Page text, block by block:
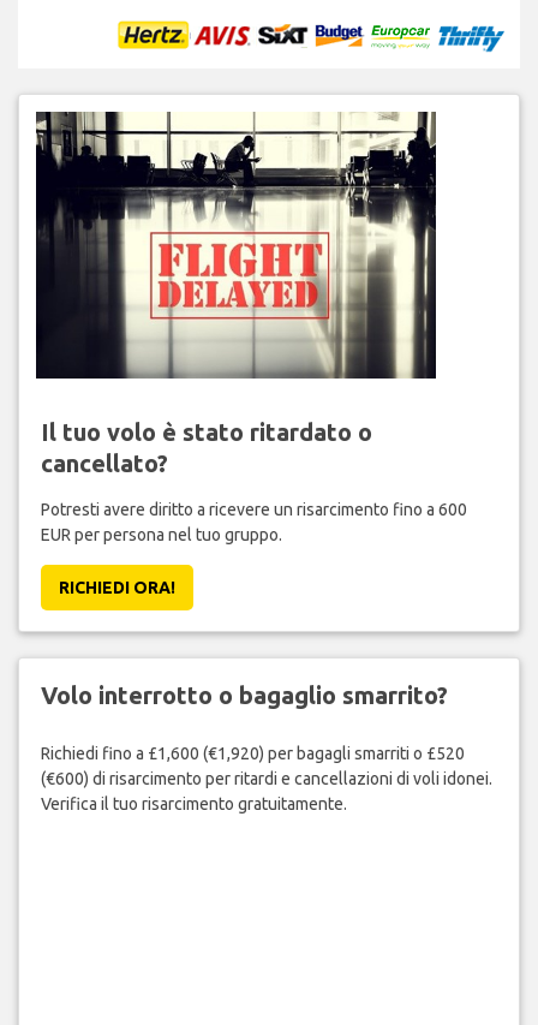
Il tuo volo è stato ritardato o
cancellato?
Potresti avere diritto a ricevere un risarcimento fino a 600
EUR per persona nel tuo gruppo.
RICHIEDI ORA!
Volo interrotto o bagaglio smarrito?
Richiedi fino a £1,600 (€1,920) per bagagli smarriti o £520
(€600) di risarcimento per ritardi e cancellazioni di voli idonei.
Verifica il tuo risarcimento gratuitamente.